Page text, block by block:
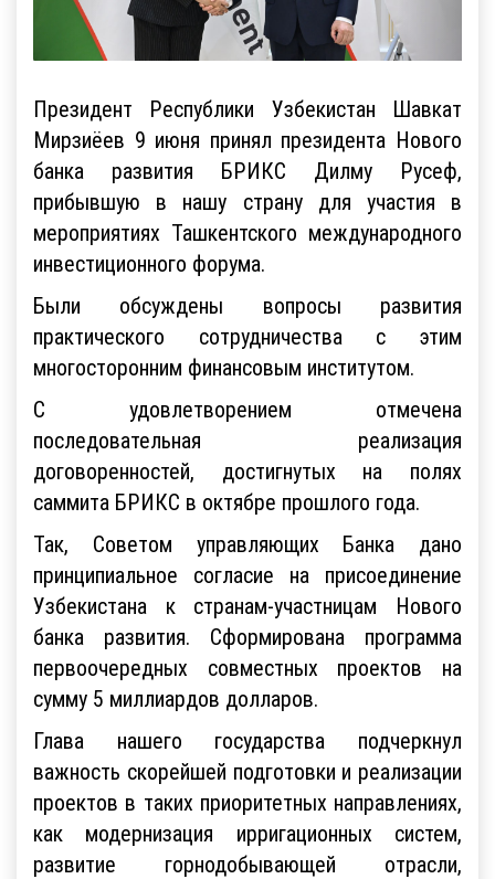
Президент Республики Узбекистан Шавкат
Мирзиёев 9 июня принял президента Нового
банка развития БРИКС Дилму Русеф,
прибывшую в нашу страну для участия в
мероприятиях Ташкентского международного
инвестиционного форума.
Были обсуждены вопросы развития
практического сотрудничества с этим
многосторонним финансовым институтом.
С удовлетворением отмечена
последовательная реализация
договоренностей, достигнутых на полях
саммита БРИКС в октябре прошлого года.
Так, Советом управляющих Банка дано
принципиальное согласие на присоединение
Узбекистана к странам-участницам Нового
банка развития. Сформирована программа
первоочередных совместных проектов на
сумму 5 миллиардов долларов.
Глава нашего государства подчеркнул
важность скорейшей подготовки и реализации
проектов в таких приоритетных направлениях,
как модернизация ирригационных систем,
развитие горнодобывающей отрасли,